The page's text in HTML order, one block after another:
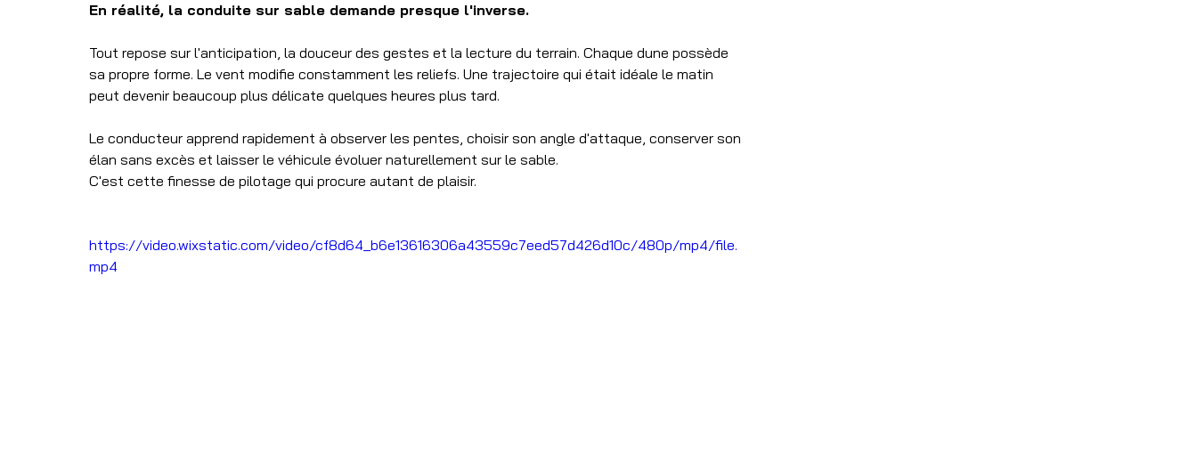
En réalité, la conduite sur sable demande presque l'inverse.
Tout repose sur l'anticipation, la douceur des gestes et la lecture du terrain. Chaque dune possède
sa propre forme. Le vent modifie constamment les reliefs. Une trajectoire qui était idéale le matin
peut devenir beaucoup plus délicate quelques heures plus tard.
Le conducteur apprend rapidement à observer les pentes, choisir son angle d'attaque, conserver son
élan sans excès et laisser le véhicule évoluer naturellement sur le sable.
C'est cette finesse de pilotage qui procure autant de plaisir.
https://video.wixstatic.com/video/cf8d64_b6e13616306a43559c7eed57d426d10c/480p/mp4/file.
mp4